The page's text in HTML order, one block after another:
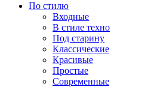
По стилю
Входные
В стиле техно
Под старину
Классические
Красивые
Простые
Современные